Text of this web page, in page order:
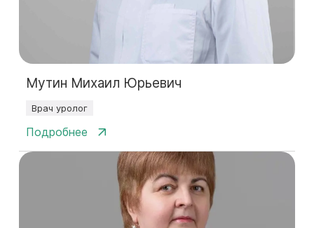
Мутин Михаил Юрьевич
Врач уролог
Подробнее